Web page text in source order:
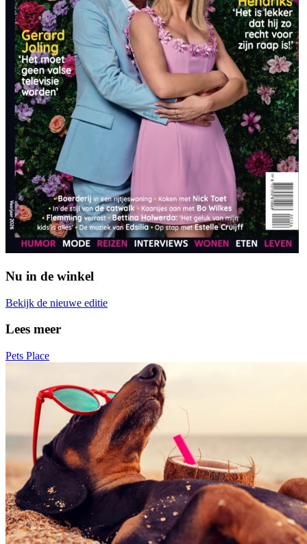
Nu in de winkel
Bekijk de nieuwe editie
Lees meer
Pets Place